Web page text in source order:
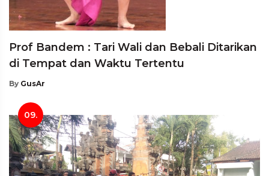
Prof Bandem : Tari Wali dan Bebali Ditarikan
di Tempat dan Waktu Tertentu
By GusAr
09.